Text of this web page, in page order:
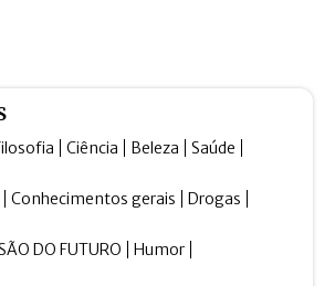
Ciência Beleza Saúde
Conhecimentos gerais Drogas
DO FUTURO Humor